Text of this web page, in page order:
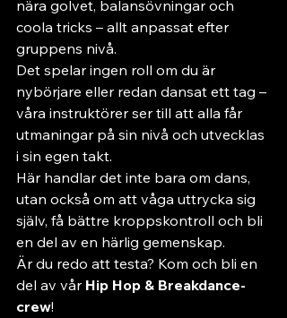
nära golvet, balansövningar och
coola tricks – allt anpassat efter
gruppens nivå.
Det spelar ingen roll om du är
nybörjare eller redan dansat ett tag –
våra instruktörer ser till att alla får
utmaningar på sin nivå och utvecklas
i sin egen takt.
Här handlar det inte bara om dans,
utan också om att våga uttrycka sig
själv, få bättre kroppskontroll och bli
en del av en härlig gemenskap.
Är du redo att testa? Kom och bli en
del av vår Hip Hop & Breakdance-
crew!